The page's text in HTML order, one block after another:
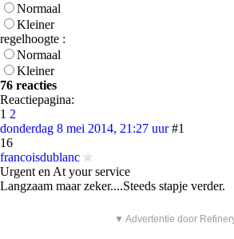
Normaal
Kleiner
regelhoogte :
Normaal
Kleiner
76 reacties
Reactiepagina:
1 2
donderdag 8 mei 2014, 21:27 uur #1
16
francoisdublanc
Urgent en At your service
Langzaam maar zeker....Steeds stapje verder.
▼ Advertentie door